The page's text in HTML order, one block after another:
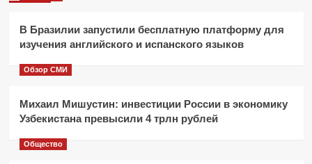
В Бразилии запустили бесплатную платформу для
изучения английского и испанского языков
Обзор СМИ
Михаил Мишустин: инвестиции России в экономику
Узбекистана превысили 4 трлн рублей
Общество